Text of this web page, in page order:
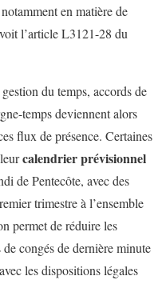
en matière de
l’article L3121-28 du
du temps, accords de
temps deviennent alors
flux de présence. Certaines
calendrier prévisionnel
de Pentecôte, avec des
trimestre à l’ensemble
permet de réduire les
congés de dernière minute
les dispositions légales